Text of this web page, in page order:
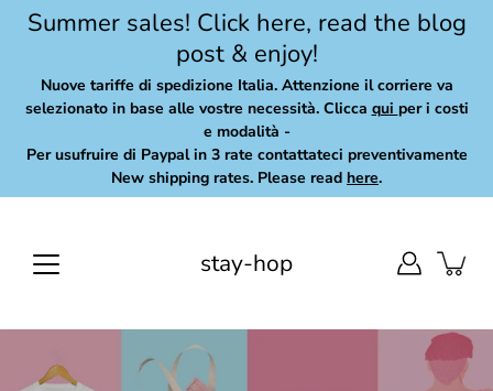
SkipSummer sales! Click here, read the blog
post & enjoy!
Nuove tariffe di spedizione Italia. Attenzione il corriere va
selezionato in base alle vostre necessità. Clicca qui per i costi
e modalità -
Per usufruire di Paypal in 3 rate contattateci preventivamente
New shipping rates. Please read here.
stay-hop